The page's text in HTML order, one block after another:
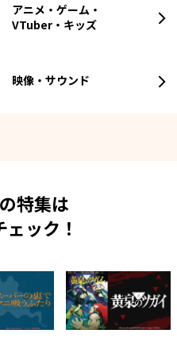
アニメ・ゲーム・
VTuber・キッズ
映像・サウンド
特集は
ェック！